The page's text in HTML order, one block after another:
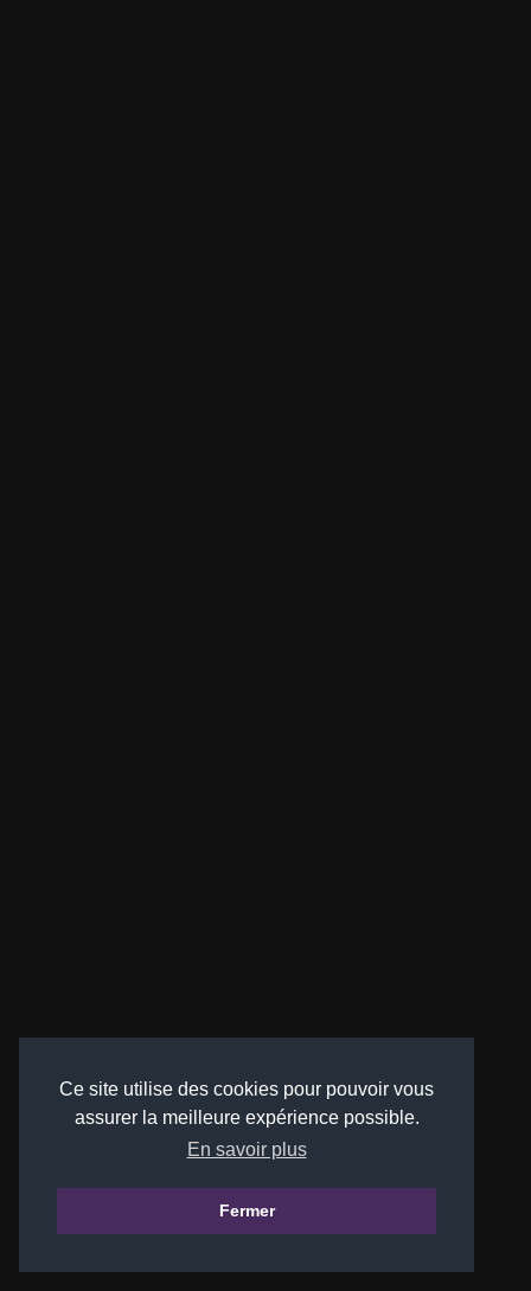
Ce site utilise des cookies pour pouvoir vous
assurer la meilleure expérience possible.
En savoir plus
Fermer